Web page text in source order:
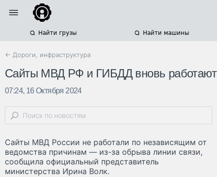
Найти грузы Найти машины
← Дороги, инфраструктура
Сайты МВД РФ и ГИБДД вновь работают
07:24, 16 Октября 2024
Сайты МВД России не работали по независящим от
ведомства причинам — из-за обрыва линии связи,
сообщила официальный представитель
министерства Ирина Волк.